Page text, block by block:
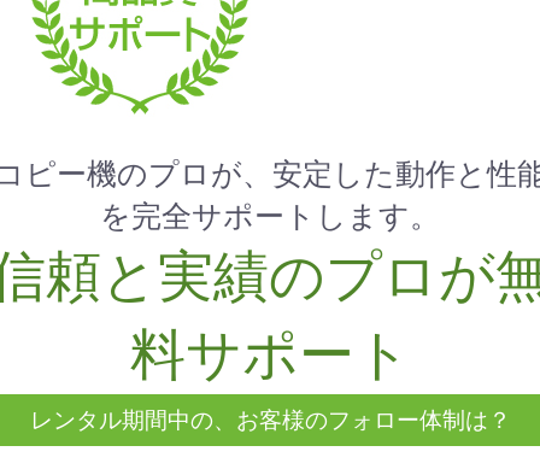
ピー機のプロが、安定した動作と性
を完全サポートします。
頼と実績のプロが
料サポート
レンタル期間中の、お客様のフォロー体制は？